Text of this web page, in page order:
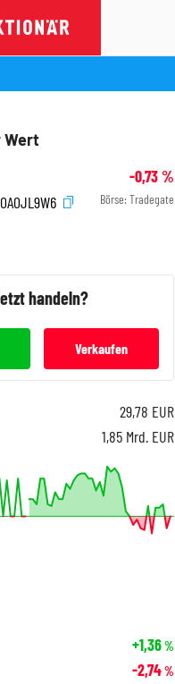
Wert
-0,73%
Börse: Tradegate
handeln?
Verkaufen
29,78 EUR
1,85 Mrd. EUR
+1,36%
-2,74%